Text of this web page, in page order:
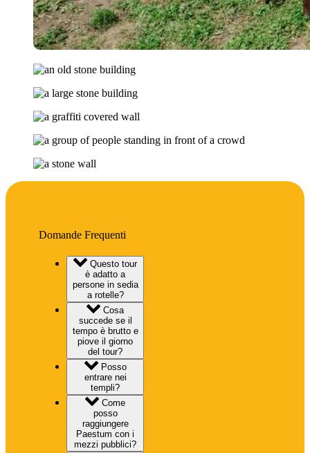
Domande Frequenti
è adatto a
persone in sedia
a rotelle?
succede se il
tempo è brutto e
piove il giorno
del tour?
Posso
entrare nei
templi?
posso
raggiungere
Paestum con i
mezzi pubblici?